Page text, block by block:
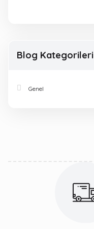
Blog Kategorileri
Genel